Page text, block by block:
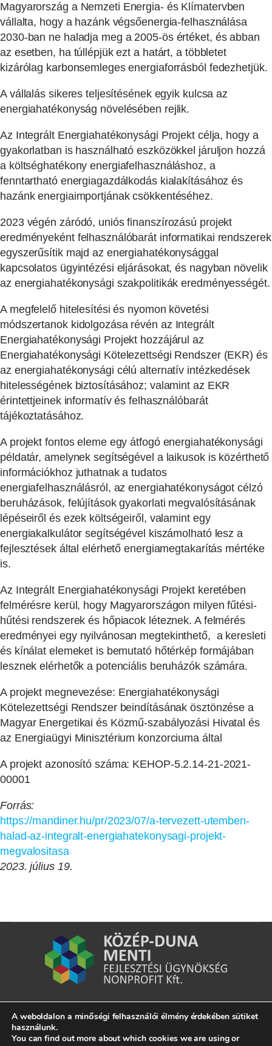
Magyarország a Nemzeti Energia- és Klímatervben
vállalta, hogy a hazánk végsőenergia-felhasználása
2030-ban ne haladja meg a 2005-ös értéket, és abban
az esetben, ha túllépjük ezt a határt, a többletet
kizárólag karbonsemleges energiaforrásból fedezhetjük.
A vállalás sikeres teljesítésének egyik kulcsa az
energiahatékonyság növelésében rejlik.
Az Integrált Energiahatékonysági Projekt célja, hogy a
gyakorlatban is használható eszközökkel járuljon hozzá
a költséghatékony energiafelhasználáshoz, a
fenntartható energiagazdálkodás kialakításához és
hazánk energiaimportjának csökkentéséhez.
2023 végén záródó, uniós finanszírozású projekt
eredményeként felhasználóbarát informatikai rendszerek
egyszerűsítik majd az energiahatékonysággal
kapcsolatos ügyintézési eljárásokat, és nagyban növelik
az energiahatékonysági szakpolitikák eredményességét.
A megfelelő hitelesítési és nyomon követési
módszertanok kidolgozása révén az Integrált
Energiahatékonysági Projekt hozzájárul az
Energiahatékonysági Kötelezettségi Rendszer (EKR) és
az energiahatékonysági célú alternatív intézkedések
hitelességének biztosításához; valamint az EKR
érintettjeinek informatív és felhasználóbarát
tájékoztatásához.
A projekt fontos eleme egy átfogó energiahatékonysági
példatár, amelynek segítségével a laikusok is közérthető
információkhoz juthatnak a tudatos
energiafelhasználásról, az energiahatékonyságot célzó
beruházások, felújítások gyakorlati megvalósításának
lépéseiről és ezek költségeiről, valamint egy
energiakalkulátor segítségével kiszámolható lesz a
fejlesztések által elérhető energiamegtakarítás mértéke
is.
Az Integrált Energiahatékonysági Projekt keretében
felmérésre kerül, hogy Magyarországon milyen fűtési-
hűtési rendszerek és hőpiacok léteznek. A felmérés
eredményei egy nyilvánosan megtekinthető, a keresleti
és kínálat elemeket is bemutató hőtérkép formájában
lesznek elérhetők a potenciális beruházók számára.
A projekt megnevezése: Energiahatékonysági
Kötelezettségi Rendszer beindításának ösztönzése a
Magyar Energetikai és Közmű-szabályozási Hivatal és
az Energiaügyi Minisztérium konzorciuma által
A projekt azonosító száma: KEHOP-5.2.14-21-2021-
00001
Forrás:
https://mandiner.hu/pr/2023/07/a-tervezett-utemben-
halad-az-integralt-energiahatekonysagi-projekt-
megvalositasa
2023. július 19.
7020 Dunaföldvár, Kossuth Lajos u. 2.
A weboldalon a minőségi felhasználói élmény érdekében sütiket
használunk.
You can find out more about which cookies we are using or